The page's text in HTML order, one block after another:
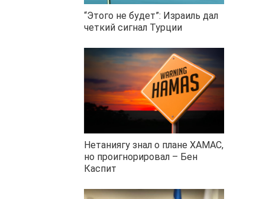
“Этого не будет”: Израиль дал
четкий сигнал Турции
Нетаниягу знал о плане ХАМАС,
но проигнорировал – Бен
Каспит